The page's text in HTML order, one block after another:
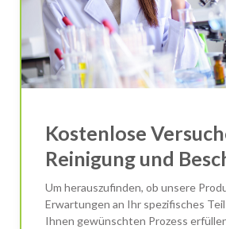
Kostenlose
Reinigung und
Um herauszufinden, ob unsere
Erwartungen an Ihr spezifisches
Ihnen gewünschten Prozess